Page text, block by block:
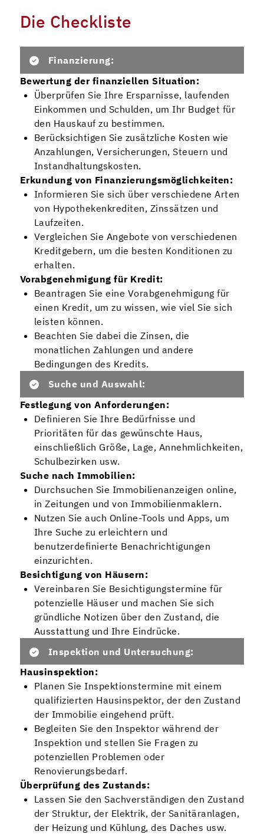
Die Checkliste
Finanzierung:
Bewertung der finanziellen Situation:
Überprüfen Sie Ihre Ersparnisse, laufenden
Einkommen und Schulden, um Ihr Budget für
den Hauskauf zu bestimmen.
Berücksichtigen Sie zusätzliche Kosten wie
Anzahlungen, Versicherungen, Steuern und
Instandhaltungskosten.
Erkundung von Finanzierungsmöglichkeiten:
Informieren Sie sich über verschiedene Arten
von Hypothekenkrediten, Zinssätzen und
Laufzeiten.
Vergleichen Sie Angebote von verschiedenen
Kreditgebern, um die besten Konditionen zu
erhalten.
Vorabgenehmigung für Kredit:
Beantragen Sie eine Vorabgenehmigung für
einen Kredit, um zu wissen, wie viel Sie sich
leisten können.
Beachten Sie dabei die Zinsen, die
monatlichen Zahlungen und andere
Bedingungen des Kredits.
Suche und Auswahl:
Festlegung von Anforderungen:
Definieren Sie Ihre Bedürfnisse und
Prioritäten für das gewünschte Haus,
einschließlich Größe, Lage, Annehmlichkeiten,
Schulbezirken usw.
Suche nach Immobilien:
Durchsuchen Sie Immobilienanzeigen online,
in Zeitungen und von Immobilienmaklern.
Nutzen Sie auch Online-Tools und Apps, um
Ihre Suche zu erleichtern und
benutzerdefinierte Benachrichtigungen
einzurichten.
Besichtigung von Häusern:
Vereinbaren Sie Besichtigungstermine für
potenzielle Häuser und machen Sie sich
gründliche Notizen über den Zustand, die
Ausstattung und Ihre Eindrücke.
Inspektion und Untersuchung:
Hausinspektion:
Planen Sie Inspektionstermine mit einem
qualifizierten Hausinspektor, der den Zustand
der Immobilie eingehend prüft.
Begleiten Sie den Inspektor während der
Inspektion und stellen Sie Fragen zu
potenziellen Problemen oder
Renovierungsbedarf.
Überprüfung des Zustands:
Lassen Sie den Sachverständigen den Zustand
der Struktur, der Elektrik, der Sanitäranlagen,
der Heizung und Kühlung, des Daches usw.